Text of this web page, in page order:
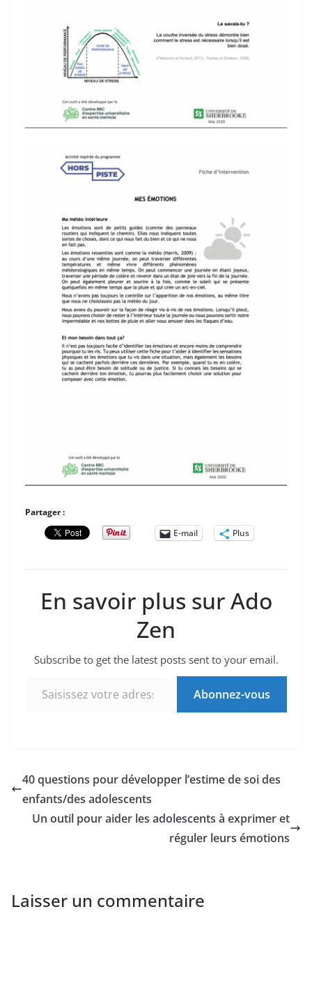
Partager :
E-mail
Plus
En savoir plus sur Ado
Zen
Subscribe to get the latest posts sent to your email.
Abonnez-vous
40 questions pour développer l’estime de soi des
enfants/des adolescents
Un outil pour aider les adolescents à exprimer et
réguler leurs émotions
Laisser un commentaire